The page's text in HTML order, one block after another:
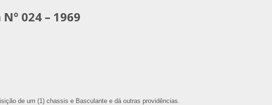
024 – 1969
de um (1) chassis e Basculante e dá outras providências.